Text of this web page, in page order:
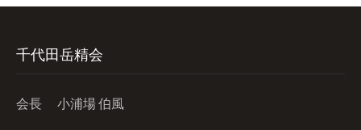
ブ
千代田岳精会
会長 小浦場 伯風